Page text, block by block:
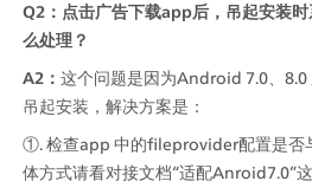
Q2：点击广告下载app后，吊起安装
么处理？
A2：这个问题是因为Android 7.0、8.0
吊起安装，解决方案是：
①. 检查app 中的fileprovider配置是否
体方式请看对接文档“适配Anroid7.0”这